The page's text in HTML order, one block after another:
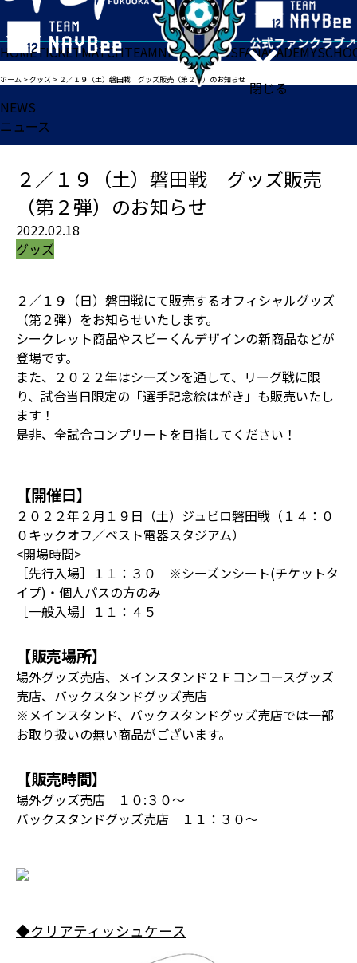
閉じる
HOMETICKETMATCHTEAMNEWSGOODSFANACADEMY
ホーム >グッズ > ２／１９（土）磐田戦 グッズ販売（第２弾）のお知らせ
NEWS
ニュース
２／１９（土）磐田戦 グッズ販売
（第２弾）のお知らせ
2022.02.18
グッズ
２／１９（日）磐田戦にて販売するオフィシャルグッズ
（第２弾）をお知らせいたします。
シークレット商品やスビーくんデザインの新商品などが
登場です。
また、２０２２年はシーズンを通して、リーグ戦に限
り、試合当日限定の「選手記念絵はがき」も販売いたし
ます！
是非、全試合コンプリートを目指してください！
【開催日】
２０２２年２月１９日（土）ジュビロ磐田戦（１４：０
０キックオフ／ベスト電器スタジアム）
<開場時間>
［先行入場］１１：３０ ※シーズンシート(チケットタ
イプ)・個人パスの方のみ
［一般入場］１１：４５
【販売場所】
場外グッズ売店、メインスタンド２Ｆコンコースグッズ
売店、バックスタンドグッズ売店
※メインスタンド、バックスタンドグッズ売店では一部
お取り扱いの無い商品がございます。
【販売時間】
場外グッズ売店 １０:３０～
バックスタンドグッズ売店 １１：３０～
◆クリアティッシュケース